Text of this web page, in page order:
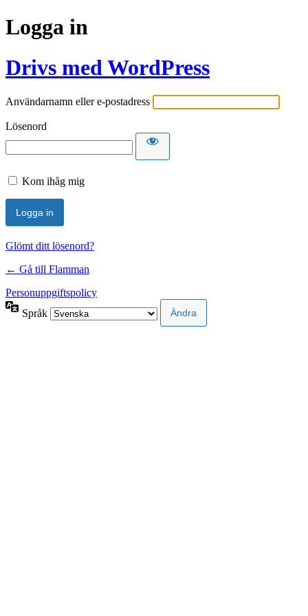
Logga in
Drivs med WordPress
Användarnamn eller e-postadress
Lösenord
Kom ihåg mig
Glömt ditt lösenord?
← Gå till Flamman
Personuppgiftspolicy
Språk